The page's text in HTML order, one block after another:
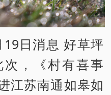
日消息 好草坪
，《村有喜事
江苏南通如皋如